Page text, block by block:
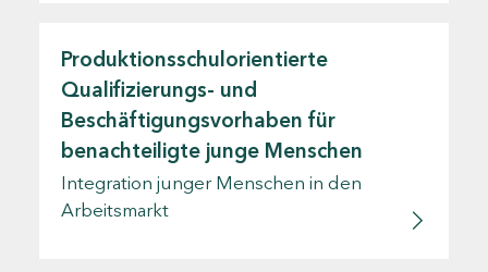
Produktionsschulorientierte
Qualifizierungs- und
Beschäftigungsvorhaben für
benachteiligte junge Menschen
Integration junger Menschen in den
Arbeitsmarkt